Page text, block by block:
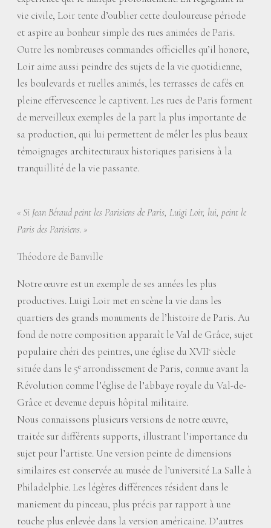
vie civile, Loir tente d’oublier cette douloureuse période
et aspire au bonheur simple des rues animées de Paris.
Outre les nombreuses commandes officielles qu’il honore,
Loir aime aussi peindre des sujets de la vie quotidienne,
les boulevards et ruelles animés, les terrasses de cafés en
pleine effervescence le captivent. Les rues de Paris forment
de merveilleux exemples de la part la plus importante de
sa production, qui lui permettent de mêler les plus beaux
témoignages architecturaux historiques parisiens à la
tranquillité de la vie passante.
« Si Jean Béraud peint les Parisiens de Paris, Luigi Loir, lui, peint le
Paris des Parisiens. »
Théodore de Banville
Notre œuvre est un exemple de ses années les plus
productives. Luigi Loir met en scène la vie dans les
quartiers des grands monuments de l’histoire de Paris. Au
fond de notre composition apparaît le Val de Grâce, sujet
populaire chéri des peintres, une église du XVIIe siècle
située dans le 5ᵉ arrondissement de Paris, connue avant la
Révolution comme l’église de l’abbaye royale du Val-de-
Grâce et devenue depuis hôpital militaire.
Nous connaissons plusieurs versions de notre œuvre,
traitée sur différents supports, illustrant l’importance du
sujet pour l’artiste. Une version peinte de dimensions
similaires est conservée au musée de l’université La Salle à
Philadelphie. Les légères différences résident dans le
maniement du pinceau, plus précis par rapport à une
touche plus enlevée dans la version américaine. D’autres